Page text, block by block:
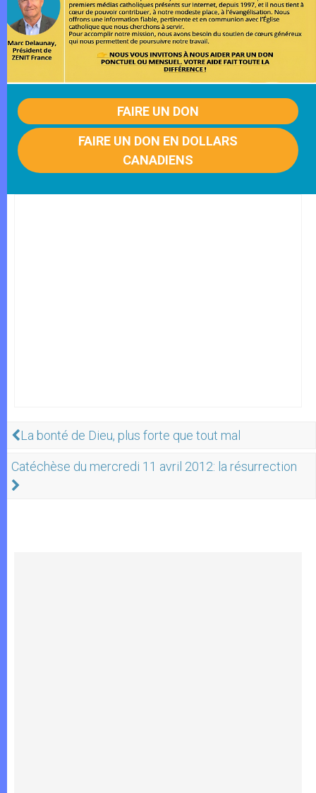
FAIRE UN DON
FAIRE UN DON EN DOLLARS
CANADIENS
La bonté de Dieu, plus forte que tout mal
Catéchèse du mercredi 11 avril 2012: la résurrection